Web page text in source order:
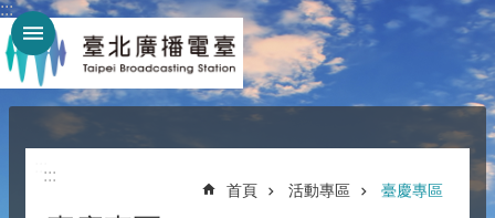
跳到主要內容區塊
:::
:::
首頁 活動專區 臺慶專區